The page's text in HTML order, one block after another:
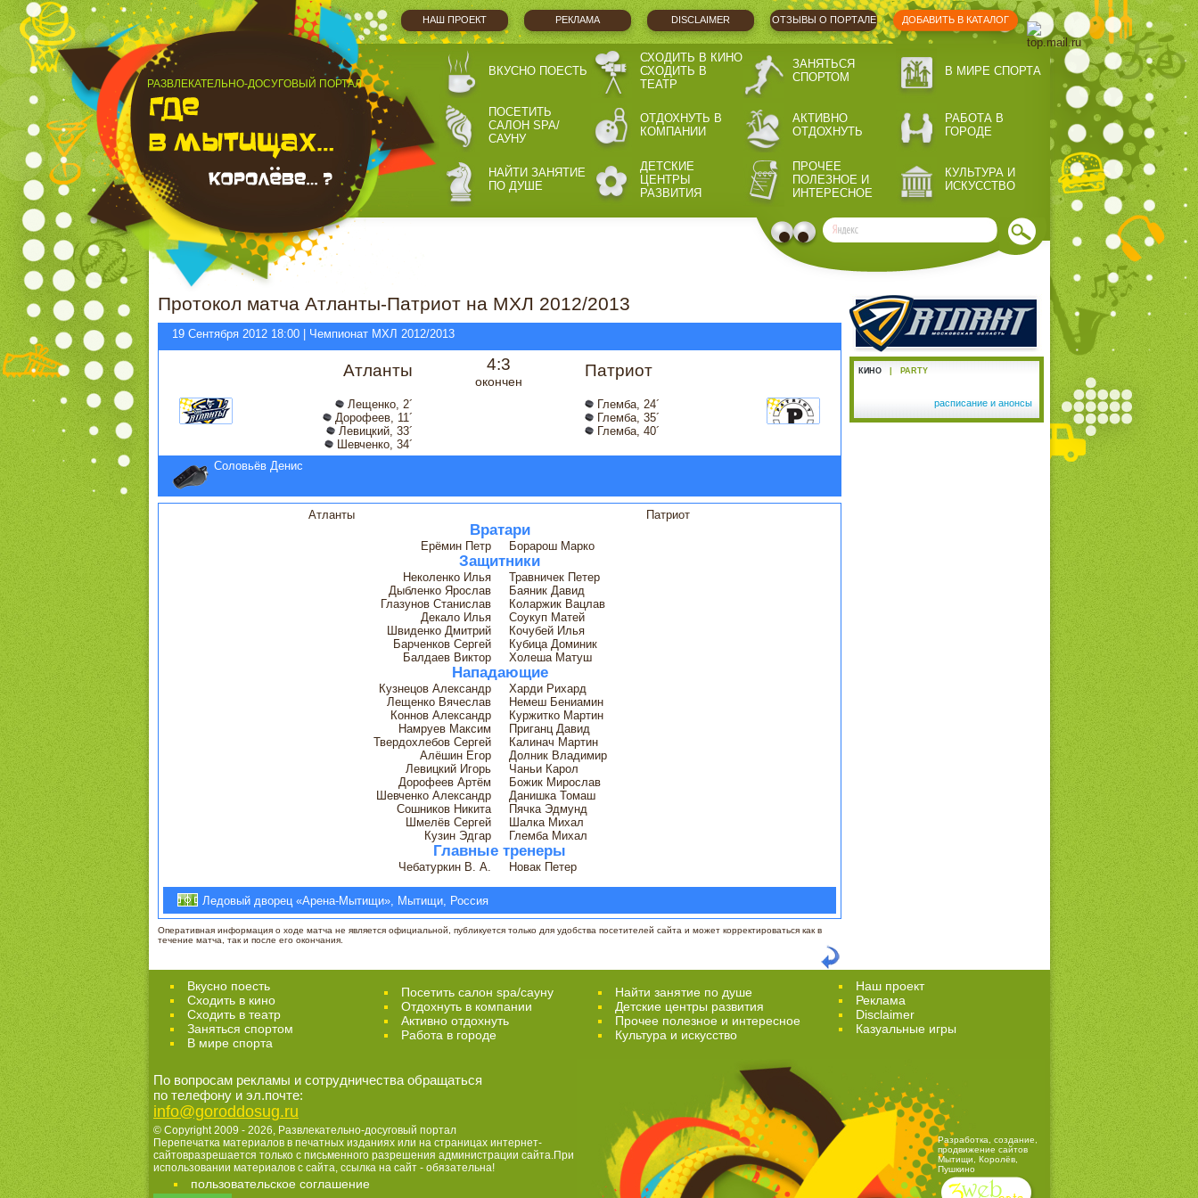
НАШ ПРОЕКТ РЕКЛАМА DISCLAIMER ОТЗЫВЫ О ПОРТАЛЕ ДОБАВИТЬ В КАТАЛОГ
РАЗВЛЕКАТЕЛЬНО-ДОСУГОВЫЙ ПОРТАЛ
ВКУСНО ПОЕСТЬ
СХОДИТЬ В КИНО
СХОДИТЬ В
ТЕАТР
ЗАНЯТЬСЯ
СПОРТОМ
В МИРЕ СПОРТА
ПОСЕТИТЬ
САЛОН SPA/
САУНУ
ОТДОХНУТЬ В
КОМПАНИИ
АКТИВНО
ОТДОХНУТЬ
РАБОТА В
ГОРОДЕ
НАЙТИ ЗАНЯТИЕ
ПО ДУШЕ
ДЕТСКИЕ
ЦЕНТРЫ
РАЗВИТИЯ
ПРОЧЕЕ
ПОЛЕЗНОЕ И
ИНТЕРЕСНОЕ
КУЛЬТУРА И
ИСКУССТВО
Протокол матча Атланты-Патриот на МХЛ 2012/2013
19 Сентября 2012 18:00 | Чемпионат МХЛ 2012/2013
Атланты 4:3
окончен
Патриот
Лещенко, 2´
Дорофеев, 11´
Левицкий, 33´
Шевченко, 34´
Глемба, 24´
Глемба, 35´
Глемба, 40´
Соловьёв Денис
Атланты Патриот
Вратари
Ерёмин Петр Борарош Марко
Защитники
Неколенко Илья
Травничек Петер
Дыбленко Ярослав
Баяник Давид
Глазунов Станислав
Коларжик Вацлав
Декало Илья
Соукуп Матей
Швиденко Дмитрий
Кочубей Илья
Барченков Сергей
Кубица Доминик
Балдаев Виктор
Холеша Матуш
Нападающие
Кузнецов Александр
Харди Рихард
Лещенко Вячеслав
Немеш Бениамин
Коннов Александр
Куржитко Мартин
Намруев Максим
Приганц Давид
Твердохлебов Сергей
Калинач Мартин
Алёшин Егор
Долник Владимир
Левицкий Игорь
Чаньи Карол
Дорофеев Артём
Божик Мирослав
Шевченко Александр
Данишка Томаш
Сошников Никита
Пячка Эдмунд
Шмелёв Сергей
Шалка Михал
Кузин Эдгар
Глемба Михал
Главные тренеры
Чебатуркин В. А. Новак Петер
Ледовый дворец «Арена-Мытищи», Мытищи, Россия
Оперативная информация о ходе матча не является официальной, публикуется только для удобства посетителей сайта и может корректироваться как в
течение матча, так и после его окончания.
КИНО PARTY
расписание и анонсы
Вкусно поесть
Сходить в кино
Cходить в театр
Заняться спортом
В мире спорта
Посетить салон spa/сауну
Отдохнуть в компании
Активно отдохнуть
Работа в городе
Найти занятие по душе
Детские центры развития
Прочее полезное и интересное
Культура и искусство
Наш проект
Реклама
Disclaimer
Казуальные игры
По вопросам рекламы и сотрудничества обращаться
по телефону и эл.почте:
info@goroddosug.ru
© Copyright 2009 - 2026, Развлекательно-досуговый портал
Перепечатка материалов в печатных изданиях или на страницах интернет-
сайтовразрешается только с письменного разрешения администрации сайта.При
использовании материалов с сайта, ссылка на сайт - обязательна!
пользовательское соглашение
Разработка, создание,
продвижение сайтов
Мытищи, Королёв,
Пушкино